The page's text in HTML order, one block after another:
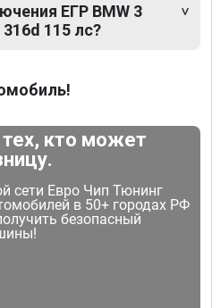
ЕГР BMW 3
316d 115 лс?
кто может
сети Евро Чип Тюнинг
в 50+ городах РФ
безопасный